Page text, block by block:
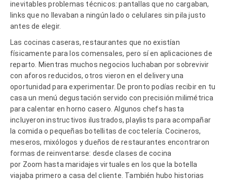
inevitables problemas técnicos: pantallas que no cargaban,
links que no llevaban a ningún lado o celulares sin pila justo
antes de elegir.
Las cocinas caseras, restaurantes que no existían
físicamente para los comensales, pero sí en aplicaciones de
reparto. Mientras muchos negocios luchaban por sobrevivir
con aforos reducidos, otros vieron en el delivery una
oportunidad para experimentar. De pronto podías recibir en tu
casa un menú degustación servido con precisión milimétrica
para calentar en horno casero. Algunos chefs hasta
incluyeron instructivos ilustrados, playlists para acompañar
la comida o pequeñas botellitas de coctelería. Cocineros,
meseros, mixólogos y dueños de restaurantes encontraron
formas de reinventarse: desde clases de cocina
por Zoom hasta maridajes virtuales en los que la botella
viajaba primero a casa del cliente. También hubo historias